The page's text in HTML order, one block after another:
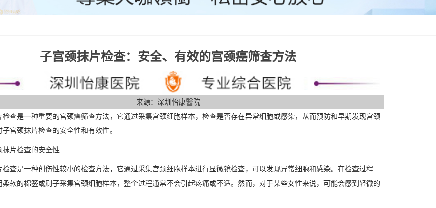
子宫颈抹片检查：安全、有效的宫颈癌筛查方法
来源：深圳怡康醫院
检查是一种重要的宫颈癌筛查方法，它通过采集宫颈细胞样本，检查是否存在异常细胞或感染，从而预防和早期发现宫颈
宫颈抹片检查的安全性和有效性。
抹片检查的安全性
检查是一种创伤性较小的检查方法，它通过采集宫颈细胞样本进行显微镜检查，可以发现异常细胞和感染。在检查过程
柔软的棉签或刷子采集宫颈细胞样本，整个过程通常不会引起疼痛或不适。然而，对于某些女性来说，可能会感到轻微的